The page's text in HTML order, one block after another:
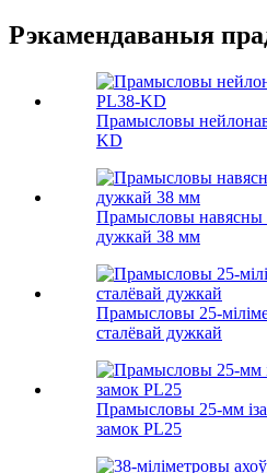
Рэкамендаваныя
Прамысловы
KD
Прамысловы навясны
дужкай 38 мм
Прамысловы 25-
сталёвай дужкай
Прамысловы 25-мм
замок PL25